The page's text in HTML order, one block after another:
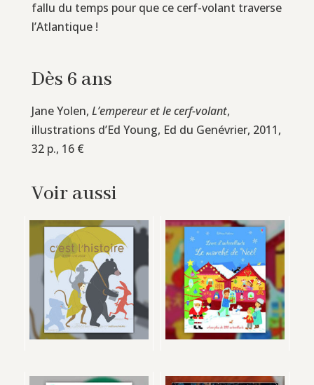
fallu du temps pour que ce cerf-volant traverse
l’Atlantique !
Dès 6 ans
Jane Yolen, L’empereur et le cerf-volant,
illustrations d’Ed Young, Ed du Genévrier, 2011,
32 p., 16 €
Voir aussi